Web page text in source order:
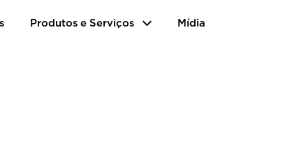
Produtos e Serviços Mídia